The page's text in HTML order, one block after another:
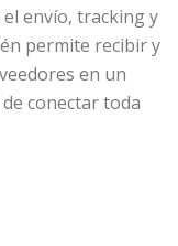
envío, tracking y
permite recibir y
en un
conectar toda